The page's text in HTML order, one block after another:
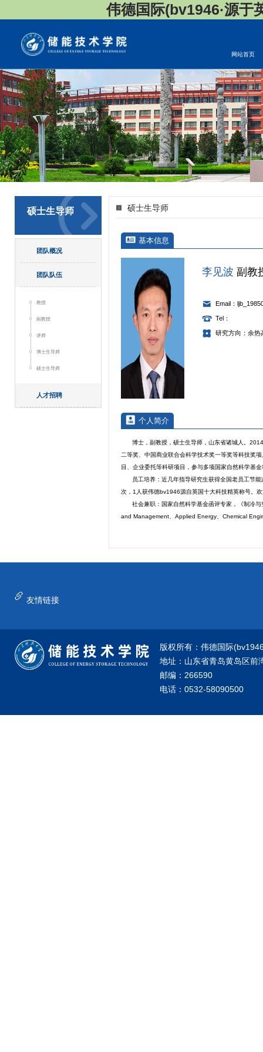
伟德国际(bv1946·源
网站首页
硕士生导师
团队概况
团队队伍
教授
副教授
讲师
博士生导师
硕士生导师
人才招聘
硕士生导师
基本信息
李见波 副教
Email：
Tel：
研究方向：余热
个人简介
博士，副教授，硕士生导师，山东省诸城人。
二等奖、中国商业联合会科学技术奖一等奖等科技奖
目、企业委托等科研项目，参与多项国家自然科学基
员工培养：近几年指导研究生获得全国老员工节
次，1人获伟德bv1946源自英国十大科技精英称号。
社会兼职：国家自然科学基金函评专家，《制冷
and Management、Applied Energy、Chemical
友情链接
版权所有：伟德国际
地址：山东省青岛黄岛区前
邮编：266590
电话：0532-58090500